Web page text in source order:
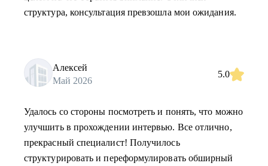
структура, консультация превзошла мои ожидания.
Алексей
Май 2026
5.0
Удалось со стороны посмотреть и понять, что можно
улучшить в прохождении интервью. Все отлично,
прекрасный специалист! Получилось
структурировать и переформулировать обширный